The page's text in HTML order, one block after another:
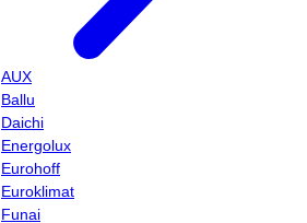
AUX
Ballu
Daichi
Energolux
Eurohoff
Euroklimat
Funai